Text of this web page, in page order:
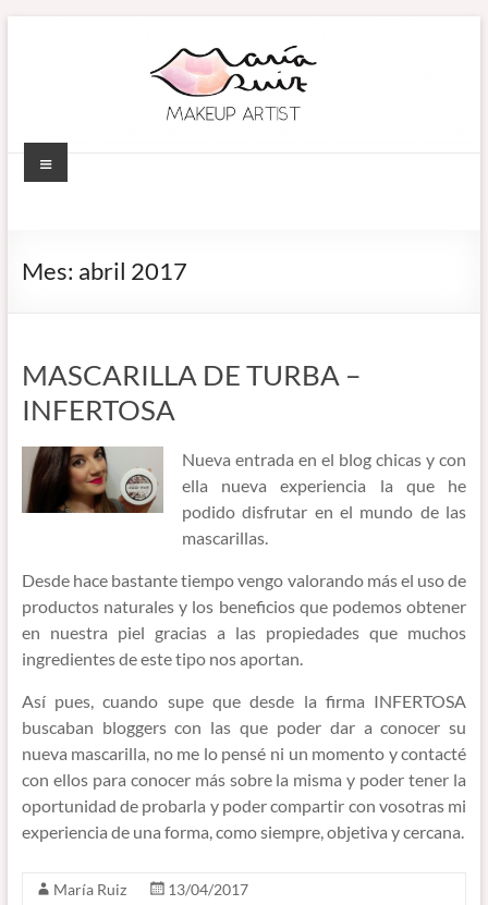
–
EN CÓRDOBA
(España).
automaquillaje.
Bellypainting.
Menú
Mes: abril 2017
MASCARILLA DE TURBA –
INFERTOSA
Nueva entrada en el blog chicas y con
ella nueva experiencia la que he
podido disfrutar en el mundo de las
mascarillas.
Desde hace bastante tiempo vengo valorando más el uso de
productos naturales y los beneficios que podemos obtener
en nuestra piel gracias a las propiedades que muchos
ingredientes de este tipo nos aportan.
Así pues, cuando supe que desde la firma INFERTOSA
buscaban bloggers con las que poder dar a conocer su
nueva mascarilla, no me lo pensé ni un momento y contacté
con ellos para conocer más sobre la misma y poder tener la
oportunidad de probarla y poder compartir con vosotras mi
experiencia de una forma, como siempre, objetiva y cercana.
María Ruiz
13/04/2017